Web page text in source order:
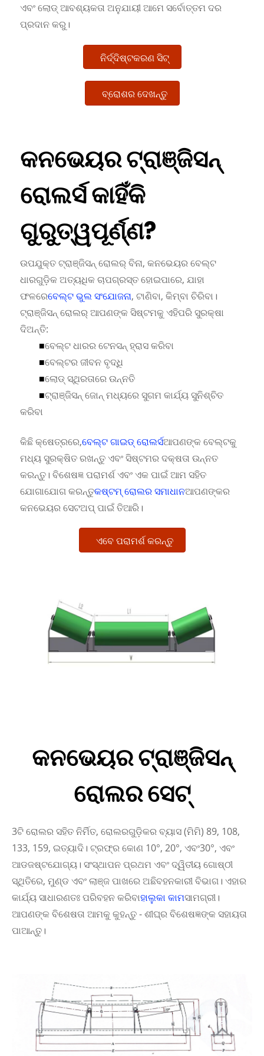
ଏବଂ ଲୋଡ୍ ଆବଶ୍ୟକତା ଅନୁଯାୟୀ ଆମେ ସର୍ବୋତ୍ତମ ଦର
ପ୍ରଦାନ କରୁ।
ନିର୍ଦ୍ଦିଷ୍ଟକରଣ ସିଟ୍
ବ୍ରୋଶର ଦେଖନ୍ତୁ
କନଭେୟର ଟ୍ରାଞ୍ଜିସନ୍
ରୋଲର୍ସ କାହିଁକି
ଗୁରୁତ୍ୱପୂର୍ଣ୍ଣ?
ଉପଯୁକ୍ତ ଟ୍ରାଞ୍ଜିସନ୍ ରୋଲର୍ ବିନା, କନଭେୟର ବେଲ୍ଟ
ଧାରଗୁଡ଼ିକ ଅତ୍ୟଧିକ ଚାପଗ୍ରସ୍ତ ହୋଇପାରେ, ଯାହା
ଫଳରେବେଲ୍ଟ ଭୁଲ ସଂଯୋଜନା, ଟାଣିବା, କିମ୍ବା ଚିରିବା।
ଟ୍ରାଞ୍ଜିସନ୍ ରୋଲର୍ ଆପଣଙ୍କ ସିଷ୍ଟମକୁ ଏହିପରି ସୁରକ୍ଷା
ଦିଅନ୍ତି:
■ବେଲ୍ଟ ଧାରର ଟେନସନ୍ ହ୍ରାସ କରିବା
■ବେଲ୍ଟର ଜୀବନ ବୃଦ୍ଧି
■ଲୋଡ୍ ସ୍ଥିରତାରେ ଉନ୍ନତି
■ଟ୍ରାଞ୍ଜିସନ୍ ଜୋନ୍ ମଧ୍ୟରେ ସୁଗମ କାର୍ଯ୍ୟ ସୁନିଶ୍ଚିତ
କରିବା
କିଛି କ୍ଷେତ୍ରରେ,ବେଲ୍ଟ ଗାଇଡ୍ ରୋଲର୍ସଆପଣଙ୍କ ବେଲ୍ଟକୁ
ମଧ୍ୟ ସୁରକ୍ଷିତ ରଖନ୍ତୁ ଏବଂ ସିଷ୍ଟମର ଦକ୍ଷତା ଉନ୍ନତ
କରନ୍ତୁ। ବିଶେଷଜ୍ଞ ପରାମର୍ଶ ଏବଂ ଏକ ପାଇଁ ଆମ ସହିତ
ଯୋଗାଯୋଗ କରନ୍ତୁକଷ୍ଟମ୍ ରୋଲର ସମାଧାନଆପଣଙ୍କର
କନଭେୟର ସେଟଅପ୍ ପାଇଁ ତିଆରି।
ଏବେ ପରାମର୍ଶ କରନ୍ତୁ
କନଭେୟର ଟ୍ରାଞ୍ଜିସନ୍
ରୋଲର ସେଟ୍
3ଟି ରୋଲର ସହିତ ନିର୍ମିତ, ରୋଲରଗୁଡ଼ିକର ବ୍ୟାସ (ମିମି) 89, 108,
133, 159, ଇତ୍ୟାଦି। ଟ୍ରଫ୍‌ର କୋଣ 10°, 20°, ଏବଂ30°, ଏବଂ
ଆଡଜଷ୍ଟଯୋଗ୍ୟ। ସଂସ୍ଥାପନ ପ୍ରଥମ ଏବଂ ଦ୍ୱିତୀୟ ଗୋଷ୍ଠୀ
ସ୍ଥିତିରେ, ମୁଣ୍ଡ ଏବଂ ଲାଞ୍ଜ ପାଖରେ ଅଛିବହନକାରୀ ବିଭାଗ। ଏହାର
କାର୍ଯ୍ୟ ସାଧାରଣତଃ ପରିବହନ କରିବାହାଲୁକା କାମସାମଗ୍ରୀ।
ଆପଣଙ୍କ ବିଶେଷତା ଆମକୁ କୁହନ୍ତୁ - ଶୀଘ୍ର ବିଶେଷଜ୍ଞଙ୍କ ସହାୟତା
ପାଆନ୍ତୁ।